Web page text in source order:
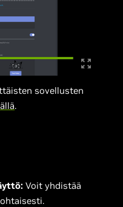
sovellusten
.
Voit yhdistää